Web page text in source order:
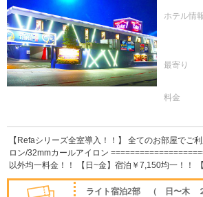
ホテル情
最寄り
料金
【Refaシリーズ全室導入！！】 全てのお部屋でご
ロン/32mmカールアイロン
以外均一料金！！ 【日~金】宿泊￥7,150均一！！
ライト宿泊2部 （ 日〜木 ２